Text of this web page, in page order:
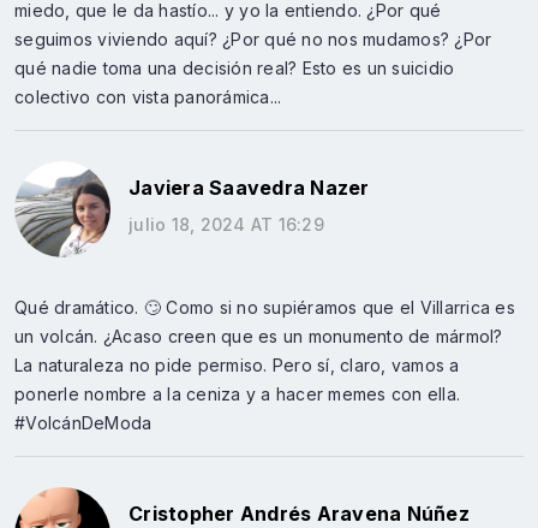
miedo, que le da hastío... y yo la entiendo. ¿Por qué
seguimos viviendo aquí? ¿Por qué no nos mudamos? ¿Por
qué nadie toma una decisión real? Esto es un suicidio
colectivo con vista panorámica...
Javiera Saavedra Nazer
julio 18, 2024 AT 16:29
Qué dramático. 🙄 Como si no supiéramos que el Villarrica es
un volcán. ¿Acaso creen que es un monumento de mármol?
La naturaleza no pide permiso. Pero sí, claro, vamos a
ponerle nombre a la ceniza y a hacer memes con ella.
#VolcánDeModa
Cristopher Andrés Aravena Núñez